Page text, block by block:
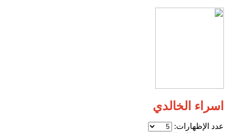
اسراء الخالدي
عدد الإظهارات: